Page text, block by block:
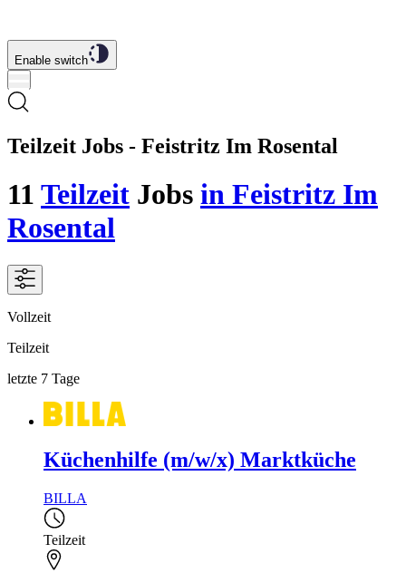
Enable switch
Teilzeit Jobs - Feistritz Im Rosental
11 Teilzeit Jobs in Feistritz Im
Rosental
Vollzeit
Teilzeit
letzte 7 Tage
Küchenhilfe (m/w/x) Marktküche
BILLA
Teilzeit